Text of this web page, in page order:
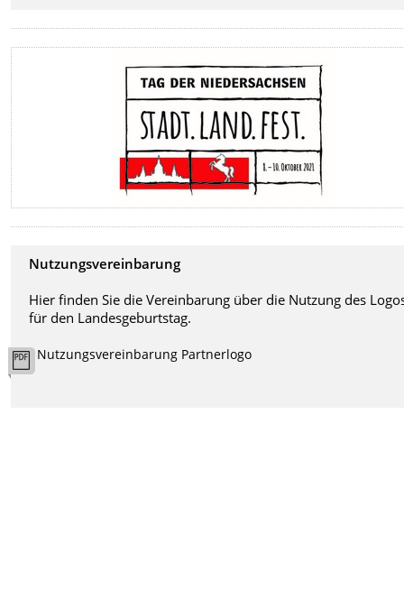
Nutzungsvereinbarung
Hier finden Sie die Vereinbarung über die Nutzung des
für den Landesgeburtstag.
Nutzungsvereinbarung Partnerlogo